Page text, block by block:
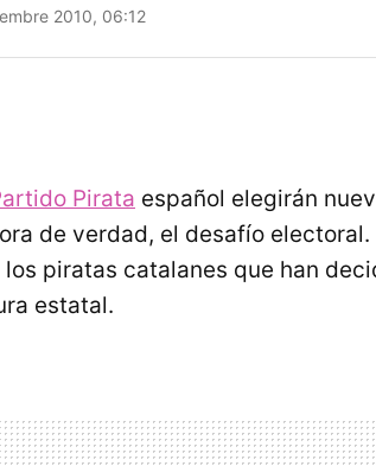
2010, 06:12
Pirata español elegirán
de verdad, el desafío electoral.
piratas catalanes que han
estatal.